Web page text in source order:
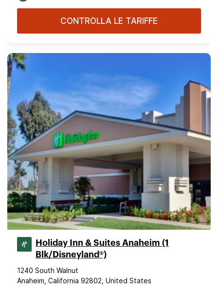
CONTROLLA LE TARIFFE
Holiday Inn & Suites Anaheim (1
Blk/Disneyland®)
1240 South Walnut
Anaheim, California 92802, United States